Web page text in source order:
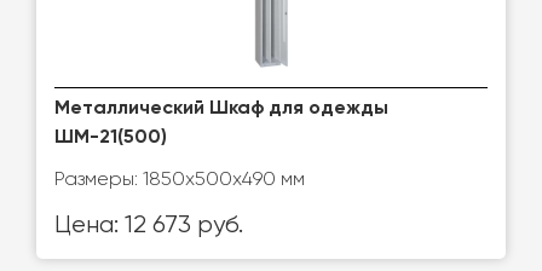
Металлический Шкаф для одежды
ШМ-21(500)
Размеры: 1850х500х490 мм
Цена: 12 673 руб.